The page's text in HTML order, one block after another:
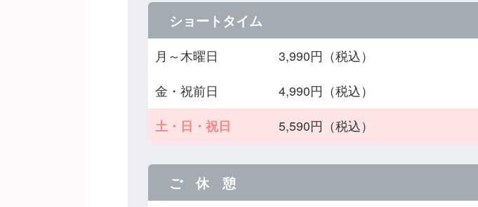
ショートタイム
月～木曜日
3,990円（税込）
金・祝前日
4,990円（税込）
土・日・祝日
5,590円（税込）
ご 休 憩